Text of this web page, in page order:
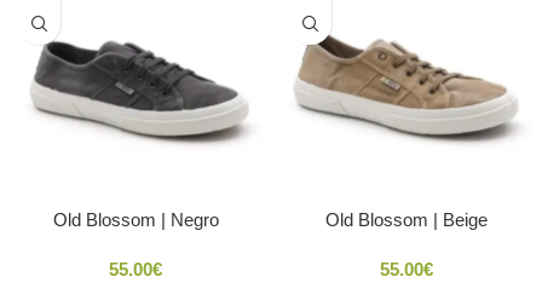
Old Blossom | Negro
55.00€
Old Blossom | Beige
55.00€